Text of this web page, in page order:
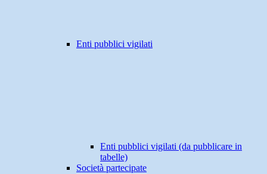
Enti pubblici vigilati
Enti pubblici vigilati (da pubblicare in
tabelle)
Società partecipate